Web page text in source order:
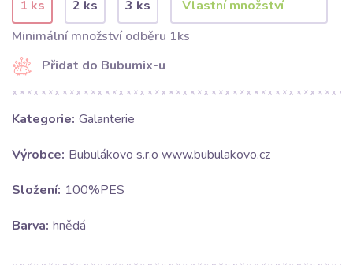
1 ks 2 ks
3 ks
Minimální množství odběru 1ks
Přidat do Bubumix-u
Kategorie: Galanterie
Výrobce: Bubulákovo s.r.o www.bubulakovo.cz
Složení: 100%PES
Barva: hnědá